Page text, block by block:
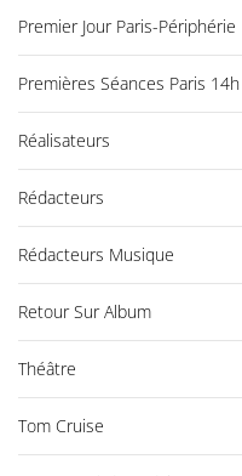
Premier Jour Paris-Périphérie
Premières Séances Paris 14h
Réalisateurs
Rédacteurs
Rédacteurs Musique
Retour Sur Album
Théâtre
Tom Cruise